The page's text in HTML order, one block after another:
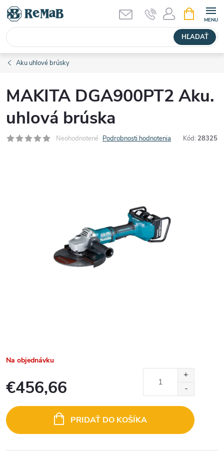
Prejsť
obsah
HĽADAŤ
KOŠÍK
Aku uhlové brúsky
MAKITA DGA900PT2 Aku.
uhlová brúska
Neohodnotené Podrobnosti hodnotenia Kód: 28325
Na objednávku
€456,66
cena:
PRIDAŤ DO KOŠÍKA